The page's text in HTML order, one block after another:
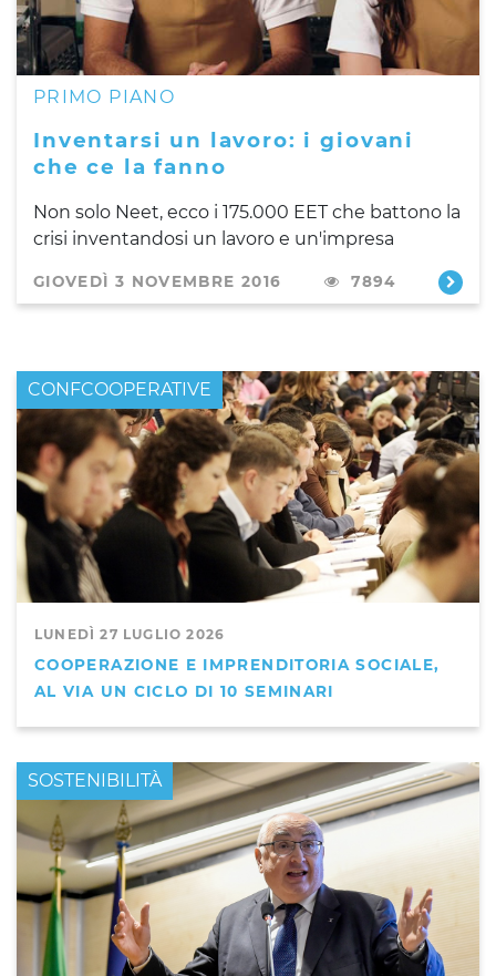
PRIMO PIANO
Inventarsi un lavoro: i giovani
che ce la fanno
Non solo Neet, ecco i 175.000 EET che battono la
crisi inventandosi un lavoro e un'impresa
GIOVEDÌ 3 NOVEMBRE 2016 7894
LUNEDÌ 27 LUGLIO 2026
COOPERAZIONE E IMPRENDITORIA SOCIALE,
AL VIA UN CICLO DI 10 SEMINARI
CONFCOOPERATIVE
PRIMO PIANO
SOSTENIBILITÀ